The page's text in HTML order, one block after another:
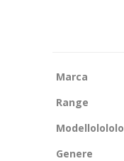
Marca
Range
Modellolololo
Genere